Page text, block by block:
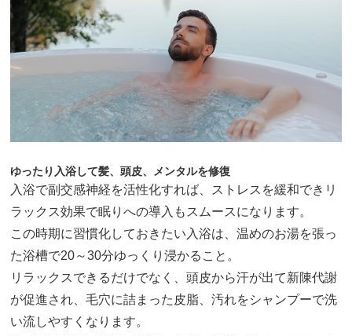
ゆったり入浴して髪、頭皮、メンタルを修復
入浴で副交感神経を活性化すれば、ストレスを緩和できリ
ラックス効果で眠りへの導入もスムースになります。
この時期に習慣化しておきたい入浴は、温めのお湯を張っ
た浴槽で20～30分ゆっくり浸かること。
リラックスできるだけでなく、頭皮から汗が出て新陳代謝
が促進され、毛穴に詰まった皮脂、汚れをシャンプーで洗
い流しやすくなります。